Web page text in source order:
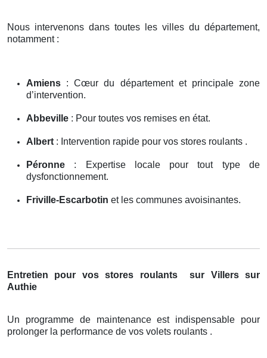
Nous intervenons dans toutes les villes du département,
notamment :
Amiens : Cœur du département et principale zone
d’intervention.
Abbeville : Pour toutes vos remises en état.
Albert : Intervention rapide pour vos stores roulants .
Péronne : Expertise locale pour tout type de
dysfonctionnement.
Friville-Escarbotin et les communes avoisinantes.
Entretien pour vos stores roulants
sur Villers sur
Authie
Un programme de maintenance est indispensable pour
prolonger la performance de vos volets roulants .